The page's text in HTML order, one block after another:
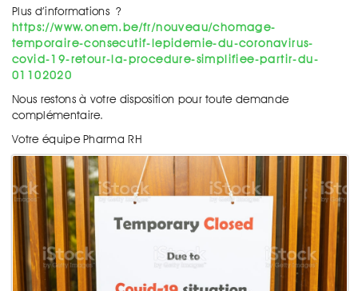
Plus d’informations ?
https://www.onem.be/fr/nouveau/chomage-
temporaire-consecutif-lepidemie-du-coronavirus-
covid-19-retour-la-procedure-simplifiee-partir-du-
01102020
Nous restons à votre disposition pour toute demande
complémentaire.
Votre équipe Pharma RH